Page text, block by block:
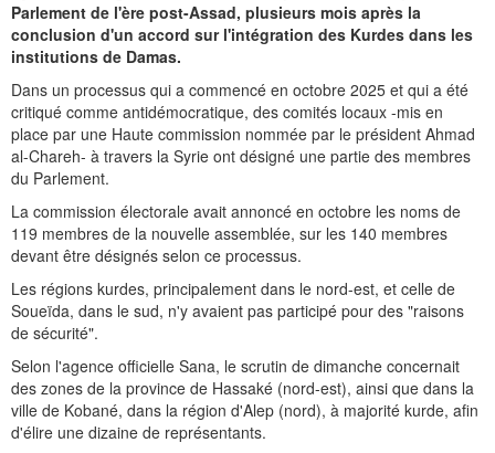
Parlement de l'ère post-Assad, plusieurs mois après la
conclusion d'un accord sur l'intégration des Kurdes dans les
institutions de Damas.
Dans un processus qui a commencé en octobre 2025 et qui a été
critiqué comme antidémocratique, des comités locaux -mis en
place par une Haute commission nommée par le président Ahmad
al-Chareh- à travers la Syrie ont désigné une partie des membres
du Parlement.
La commission électorale avait annoncé en octobre les noms de
119 membres de la nouvelle assemblée, sur les 140 membres
devant être désignés selon ce processus.
Les régions kurdes, principalement dans le nord-est, et celle de
Soueïda, dans le sud, n'y avaient pas participé pour des "raisons
de sécurité".
Selon l'agence officielle Sana, le scrutin de dimanche concernait
des zones de la province de Hassaké (nord-est), ainsi que dans la
ville de Kobané, dans la région d'Alep (nord), à majorité kurde, afin
d'élire une dizaine de représentants.